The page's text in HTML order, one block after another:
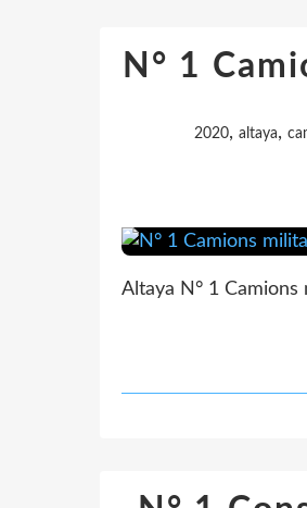
N° 1
2020, altaya,
Altaya N° 1